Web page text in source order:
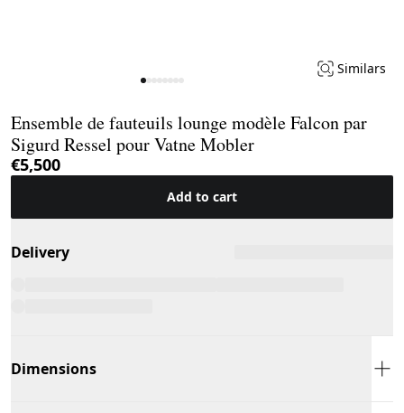
Similars
Ensemble de fauteuils lounge modèle Falcon par
Sigurd Ressel pour Vatne Mobler
€5,500
Add to cart
Delivery
Dimensions